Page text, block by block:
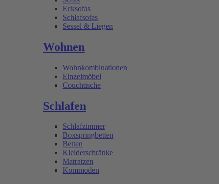
Ecksofas
Schlafsofas
Sessel & Liegen
Wohnen
Wohnkombinationen
Einzelmöbel
Couchtische
Schlafen
Schlafzimmer
Boxspringbetten
Betten
Kleiderschränke
Matratzen
Kommoden